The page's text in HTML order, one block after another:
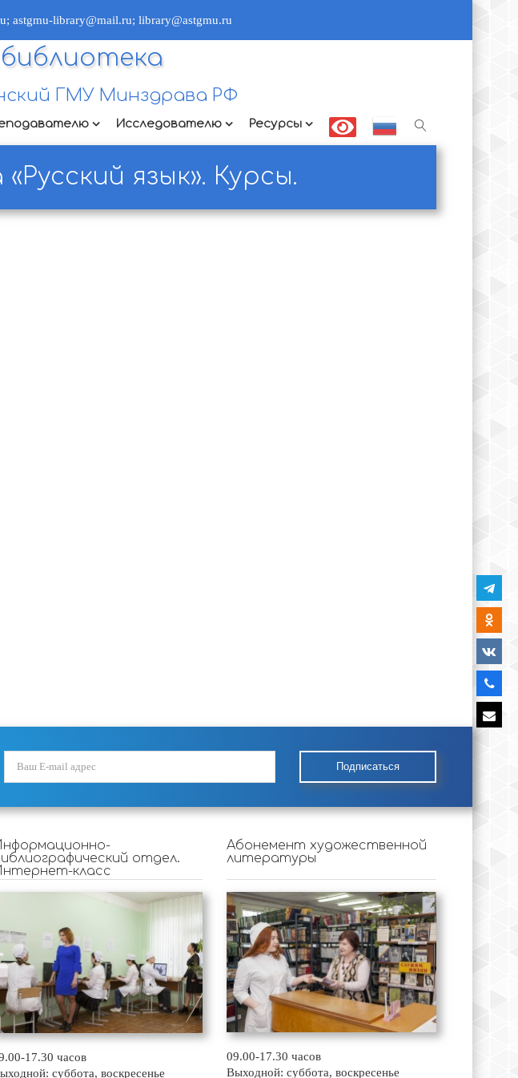
astgmu-library@mail.ru; library@astgmu.ru
ГМУ Минздрава РФ
Исследователю Ресурсы
язык». Курсы.
Подписаться
отдел.
класс
17.30 часов
суббота, воскресенье
Абонемент художественной
литературы
09.00-17.30 часов
Выходной: суббота, воскресенье